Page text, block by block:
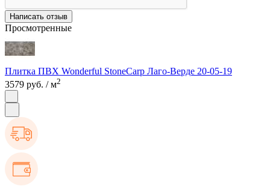
Написать отзыв
Просмотренные
Плитка ПВХ Wonderful StoneCarp Лаго-Верде 20-05-19
3579 руб. / м2